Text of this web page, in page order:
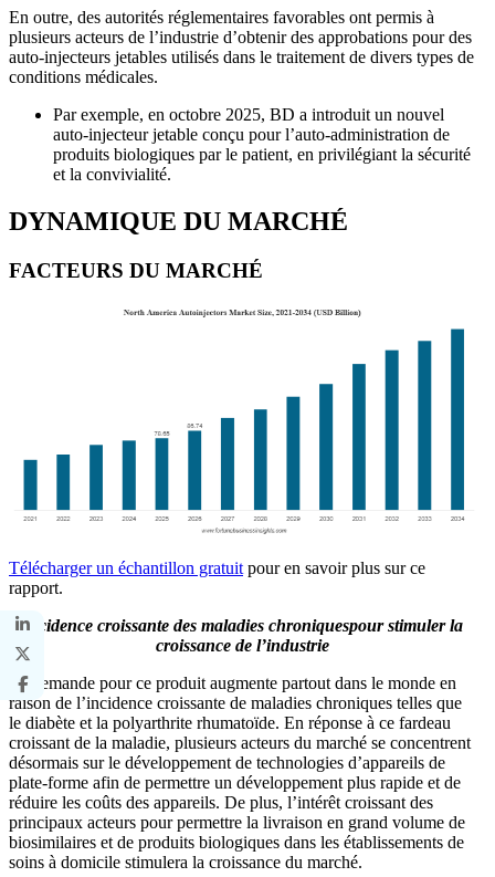
En outre, des autorités réglementaires favorables ont permis à
plusieurs acteurs de l’industrie d’obtenir des approbations pour des
auto-injecteurs jetables utilisés dans le traitement de divers types de
conditions médicales.
Par exemple, en octobre 2025, BD a introduit un nouvel
auto-injecteur jetable conçu pour l’auto-administration de
produits biologiques par le patient, en privilégiant la sécurité
et la convivialité.
DYNAMIQUE DU MARCHÉ
FACTEURS DU MARCHÉ
Télécharger un échantillon gratuit pour en savoir plus sur ce
rapport.
Incidence croissante des maladies chroniquespour stimuler la
croissance de l’industrie
La demande pour ce produit augmente partout dans le monde en
raison de l’incidence croissante de maladies chroniques telles que
le diabète et la polyarthrite rhumatoïde. En réponse à ce fardeau
croissant de la maladie, plusieurs acteurs du marché se concentrent
désormais sur le développement de technologies d’appareils de
plate-forme afin de permettre un développement plus rapide et de
réduire les coûts des appareils. De plus, l’intérêt croissant des
principaux acteurs pour permettre la livraison en grand volume de
biosimilaires et de produits biologiques dans les établissements de
soins à domicile stimulera la croissance du marché.